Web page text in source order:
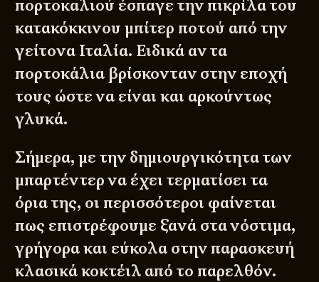
πορτοκαλιού έσπαγε την πικρίλα του
κατακόκκινου μπίτερ ποτού από την
γείτονα Ιταλία. Ειδικά αν τα
πορτοκάλια βρίσκονταν στην εποχή
τους ώστε να είναι και αρκούντως
γλυκά.
Σήμερα, με την δημιουργικότητα των
μπαρτέντερ να έχει τερματίσει τα
όρια της, οι περισσότεροι φαίνεται
πως επιστρέφουμε ξανά στα νόστιμα,
γρήγορα και εύκολα στην παρασκευή
κλασικά κοκτέιλ από το παρελθόν.